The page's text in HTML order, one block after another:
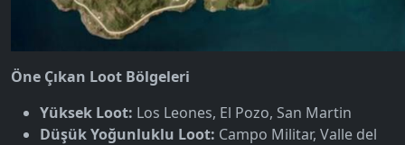
Öne Çıkan Loot Bölgeleri
Yüksek Loot: Los Leones, El Pozo, San Martin
Düşük Yoğunluklu Loot: Campo Militar, Valle del